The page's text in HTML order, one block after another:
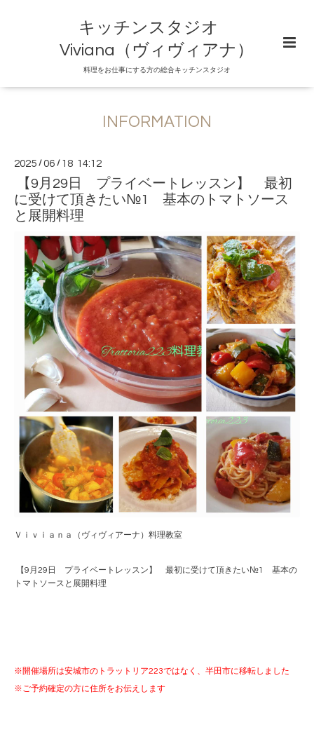
キッチンスタジオ
Viviana（ヴィヴィアナ）
料理をお仕事にする方の総合キッチンスタジオ
INFORMATION
2025 /06 / 18 14:12
【9月29日 プライベートレッスン】 最初
に受けて頂きたい№1 基本のトマトソース
と展開料理
Ｖｉｖｉａｎａ（ヴィヴィアーナ）料理教室
【9月29日 プライベートレッスン】 最初に受けて頂きたい№1 基本の
トマトソースと展開料理
※開催場所は安城市のトラットリア223ではなく、半田市に移転しました
※ご予約確定の方に住所をお伝えします